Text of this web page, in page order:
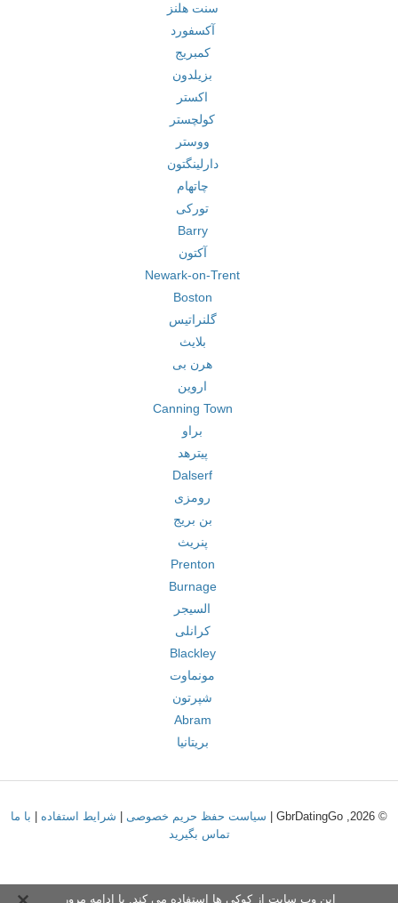
سنت هلنز
آکسفورد
کمبریج
بزیلدون
اکستر
کولچستر
ووستر
دارلینگتون
چاتهام
تورکی
Barry
آکتون
Newark-on-Trent
Boston
گلنراتیس
بلایث
هرن بی
اروین
Canning Town
براو
پیترهد
Dalserf
رومزی
بن بریج
پنریث
Prenton
Burnage
السیجر
کرانلی
Blackley
مونماوت
شپرتون
Abram
بریتانیا
© 2026, GbrDatingGo | سیاست حفظ حریم خصوصی شرایط استفاده
با ما
تماس بگیرید
این وب سایت از کوکی ها استفاده می کند. با ادامه مرور